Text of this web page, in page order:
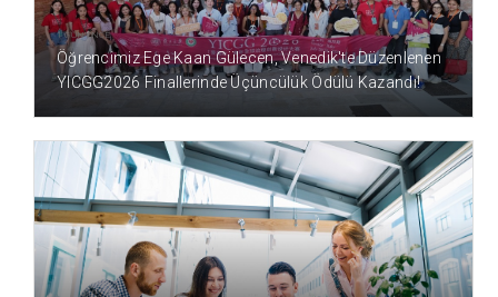
1 GÜN ÖNCE
Öğrencimiz Ege Kaan Gülecen, Venedik'te Düzenlenen
YICGG2026 Finallerinde Üçüncülük Ödülü Kazandı!